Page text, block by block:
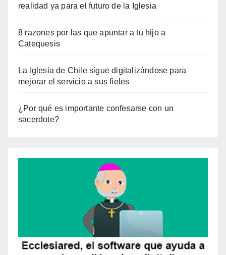
realidad ya para el futuro de la Iglesia
8 razones por las que apuntar a tu hijo a
Catequesis
La Iglesia de Chile sigue digitalizándose para
mejorar el servicio a sus fieles
¿Por qué es importante confesarse con un
sacerdote?